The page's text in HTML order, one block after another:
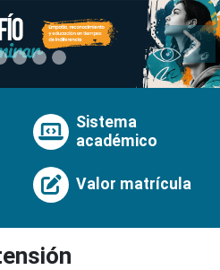
Sistema
académico
Valor matrícula